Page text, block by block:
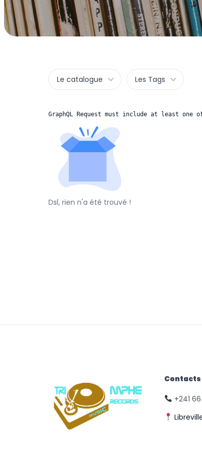
Le catalogue Les Tags
GraphQL Request must include at least
Dsl, rien n'a été trouvé !
Contacts
+241